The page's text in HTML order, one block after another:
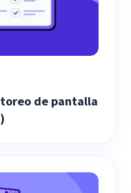
de pantalla